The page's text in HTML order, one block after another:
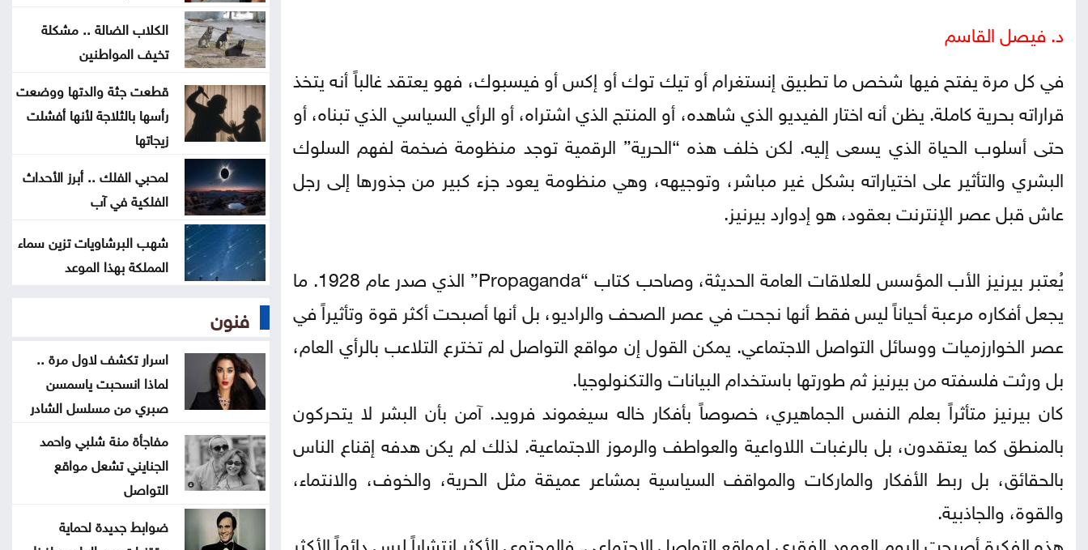
د. فيصل القاسم
في كل مرة يفتح فيها شخص ما تطبيق إنستغرام أو تيك توك أو إكس أو فيسبوك، فهو يعتقد غالباً أنه يتخذ
قراراته بحرية كاملة. يظن أنه اختار الفيديو الذي شاهده، أو المنتج الذي اشتراه، أو الرأي السياسي الذي تبناه، أو
حتى أسلوب الحياة الذي يسعى إليه. لكن خلف هذه “الحرية” الرقمية توجد منظومة ضخمة لفهم السلوك
البشري والتأثير على اختياراته بشكل غير مباشر، وتوجيهه، وهي منظومة يعود جزء كبير من جذورها إلى رجل
عاش قبل عصر الإنترنت بعقود، هو إدوارد بيرنيز.
يُعتبر بيرنيز الأب المؤسس للعلاقات العامة الحديثة، وصاحب كتاب “Propaganda” الذي صدر عام 1928. ما
يجعل أفكاره مرعبة أحياناً ليس فقط أنها نجحت في عصر الصحف والراديو، بل أنها أصبحت أكثر قوة وتأثيراً في
عصر الخوارزميات ووسائل التواصل الاجتماعي. يمكن القول إن مواقع التواصل لم تخترع التلاعب بالرأي العام،
بل ورثت فلسفته من بيرنيز ثم طورتها باستخدام البيانات والتكنولوجيا.
كان بيرنيز متأثراً بعلم النفس الجماهيري، خصوصاً بأفكار خاله سيغموند فرويد. آمن بأن البشر لا يتحركون
بالمنطق كما يعتقدون، بل بالرغبات اللاواعية والعواطف والرموز الاجتماعية. لذلك لم يكن هدفه إقناع الناس
بالحقائق، بل ربط الأفكار والماركات والمواقف السياسية بمشاعر عميقة مثل الحرية، والخوف، والانتماء،
والقوة، والجاذبية.
هذه الفكرة أصبحت اليوم العمود الفقري لمواقع التواصل الاجتماعي. فالمحتوى الأكثر انتشاراً ليس دائماً الأكثر
الاحتلال يلقي قنبلة باتجاه جرافة
للجيش اللبناني بالمنصوري
خلّف قتلى وجرحى .. هجوم حوثي
بالمسيّرات على مأرب
العثور على جثة شخص داخل حفرة في
الكورة
الاحتلال يقصف بلدة ميس الجبل
جنوبي لبنان
الكلاب الضالة .. مشكلة
تخيف المواطنين
قطعت جثة والدتها ووضعت
رأسها بالثلاجة لأنها أفشلت
زيجاتها
لمحبي الفلك .. أبرز الأحداث
الفلكية في آب
شهب البرشاويات تزين سماء
المملكة بهذا الموعد
فنون
اسرار تكشف لاول مرة ..
لماذا انسحبت ياسمسن
صبري من مسلسل الشادر
مفاجأة منة شلبي واحمد
الجنايني تشعل مواقع
التواصل
ضوابط جديدة لحماية